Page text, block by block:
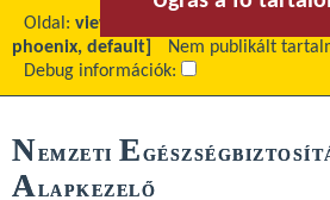
Oldal: view
phoenix, default]
Nem publikált
Debug információk:
NEMZETI E
ALAPKEZELŐ